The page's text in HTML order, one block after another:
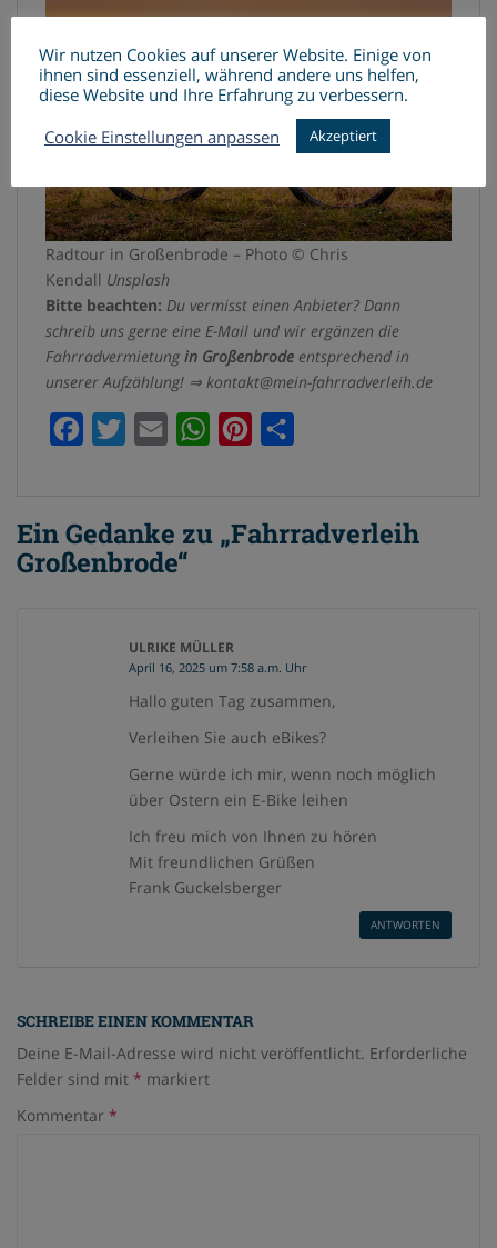
Radtour in Großenbrode – Photo © Chris
Kendall Unsplash
Bitte beachten: Du vermisst einen Anbieter? Dann
schreib uns gerne eine E-Mail und wir ergänzen die
Fahrradvermietung in Großenbrode entsprechend in
unserer Aufzählung! ⇒ kontakt@mein-fahrradverleih.de
e
b
t
t
i
l
W
t
p
t
s
t
l
Ein Gedanke zu „Fahrradverleih
Großenbrode“
ULRIKE MÜLLER
April 16, 2025 um 7:58 a.m. Uhr
Hallo guten Tag zusammen,
Verleihen Sie auch eBikes?
Gerne würde ich mir, wenn noch möglich
über Ostern ein E-Bike leihen
Ich freu mich von Ihnen zu hören
Mit freundlichen Grüßen
Frank Guckelsberger
ANTWORTEN
SCHREIBE EINEN KOMMENTAR
Deine E-Mail-Adresse wird nicht veröffentlicht. Erforderliche
Felder sind mit * markiert
Kommentar *
Wir nutzen Cookies auf unserer Website. Einige von
ihnen sind essenziell, während andere uns helfen,
diese Website und Ihre Erfahrung zu verbessern.
Cookie Einstellungen anpassen
Akzeptiert